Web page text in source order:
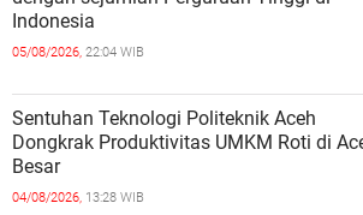
Indonesia
05/08/2026, 22:04 WIB
Sentuhan Teknologi Politeknik Aceh
Dongkrak Produktivitas UMKM Roti di
Besar
04/08/2026, 13:28 WIB